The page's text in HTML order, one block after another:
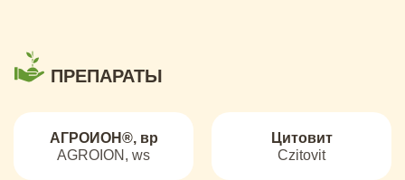
ПРЕПАРАТЫ
АГРОИОН®, вр
AGROION, ws
Цитовит
Czitovit